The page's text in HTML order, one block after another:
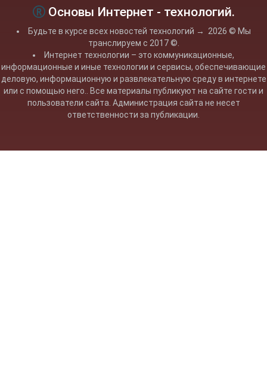
Основы Интернет - технологий.
Будьте в курсе всех новостей технологий → 2026 © Мы
транслируем с 2017 ©.
Интернет технологии – это коммуникационные,
информационные и иные технологии и сервисы, обеспечивающие
деловую, информационную и развлекательную среду в интернете
или с помощью него.. Все материалы публикуют на сайте гости и
пользователи сайта. Администрация сайта не несет
ответственности за публикации.